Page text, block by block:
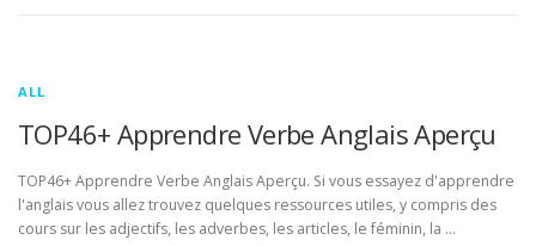
ALL
TOP46+ Apprendre Verbe Anglais Aperçu
TOP46+ Apprendre Verbe Anglais Aperçu. Si vous essayez d'apprendre
l'anglais vous allez trouvez quelques ressources utiles, y compris des
cours sur les adjectifs, les adverbes, les articles, le féminin, la …